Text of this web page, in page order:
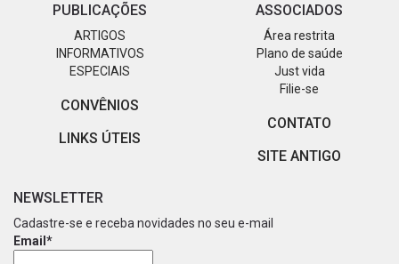
PUBLICAÇÕES
ARTIGOS
INFORMATIVOS
ESPECIAIS
CONVÊNIOS
LINKS ÚTEIS
ASSOCIADOS
Área restrita
Plano de saúde
Just vida
Filie-se
CONTATO
SITE ANTIGO
NEWSLETTER
Cadastre-se e receba novidades no seu e-mail
Email*